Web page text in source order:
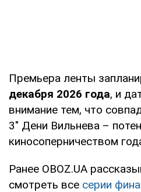
Премьера ленты
декабря 2026 года, и
внимание тем, что
3" Дени Вильнева –
киносоперничеством
Ранее OBOZ.UA
смотреть все серии